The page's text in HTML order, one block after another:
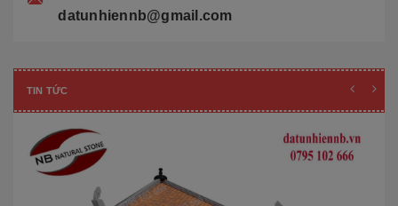
datunhiennb@gmail.com
TIN TỨC